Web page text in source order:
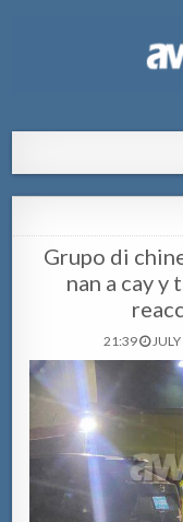
Grupo di
nan a cay y
21:39